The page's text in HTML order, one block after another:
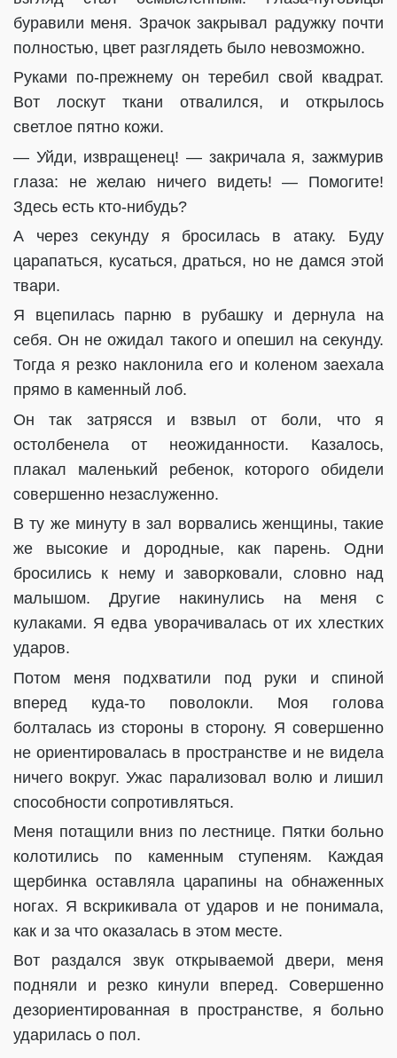
буравили меня. Зрачок закрывал радужку почти
полностью, цвет разглядеть было невозможно.
Руками по-прежнему он теребил свой квадрат.
Вот лоскут ткани отвалился, и открылось
светлое пятно кожи.
— Уйди, извращенец! — закричала я, зажмурив
глаза: не желаю ничего видеть! — Помогите!
Здесь есть кто-нибудь?
А через секунду я бросилась в атаку. Буду
царапаться, кусаться, драться, но не дамся этой
твари.
Я вцепилась парню в рубашку и дернула на
себя. Он не ожидал такого и опешил на секунду.
Тогда я резко наклонила его и коленом заехала
прямо в каменный лоб.
Он так затрясся и взвыл от боли, что я
остолбенела от неожиданности. Казалось,
плакал маленький ребенок, которого обидели
совершенно незаслуженно.
В ту же минуту в зал ворвались женщины, такие
же высокие и дородные, как парень. Одни
бросились к нему и заворковали, словно над
малышом. Другие накинулись на меня с
кулаками. Я едва уворачивалась от их хлестких
ударов.
Потом меня подхватили под руки и спиной
вперед куда-то поволокли. Моя голова
болталась из стороны в сторону. Я совершенно
не ориентировалась в пространстве и не видела
ничего вокруг. Ужас парализовал волю и лишил
способности сопротивляться.
Меня потащили вниз по лестнице. Пятки больно
колотились по каменным ступеням. Каждая
щербинка оставляла царапины на обнаженных
ногах. Я вскрикивала от ударов и не понимала,
как и за что оказалась в этом месте.
Вот раздался звук открываемой двери, меня
подняли и резко кинули вперед. Совершенно
дезориентированная в пространстве, я больно
ударилась о пол.